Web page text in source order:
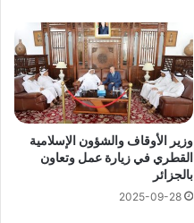
وزير الأوقاف والشؤون الإسلامية
القطري في زيارة عمل وتعاون
بالجزائر
2025-09-28